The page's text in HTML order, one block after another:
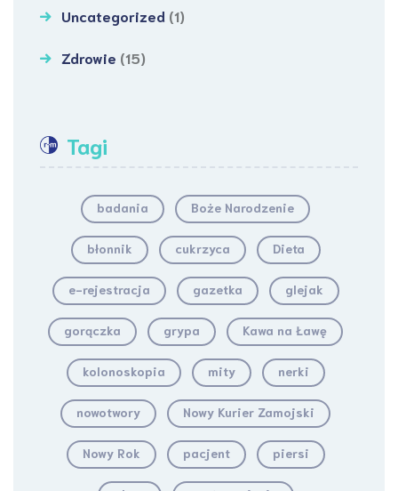
Uncategorized (1)
Zdrowie (15)
Tagi
badania Boże Narodzenie
błonnik cukrzyca Dieta
e-rejestracja gazetka glejak
gorączka grypa Kawa na Ławę
kolonoskopia mity nerki
nowotwory Nowy Kurier Zamojski
Nowy Rok pacjent piersi